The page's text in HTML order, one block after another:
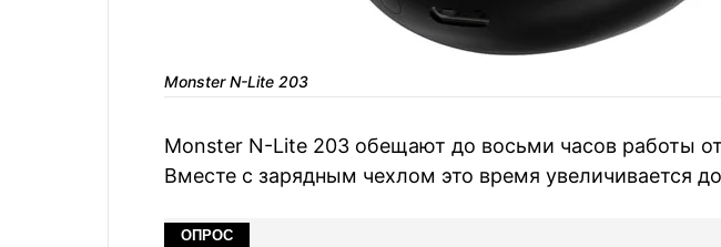
Monster N-Lite 203
Monster N-Lite 203 обещают до восьми часов работы
Вместе с зарядным чехлом это время увеличивается
ОПРОС